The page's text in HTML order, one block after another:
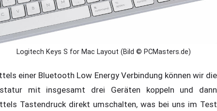
Logitech Keys S for Mac Layout (Bild © PCMasters.de)
einer Bluetooth Low Energy Verbindung können wir die
mit insgesamt drei Geräten koppeln und dann
Tastendruck direkt umschalten, was bei uns im Test